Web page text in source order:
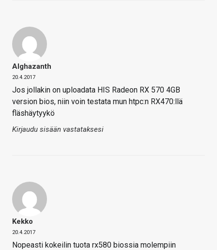
Alghazanth
20.4.2017
Jos jollakin on uploadata HIS Radeon RX 570 4GB
version bios, niin voin testata mun htpc:n RX470:llä
fläshäytyykö
Kirjaudu sisään vastataksesi
Kekko
20.4.2017
Nopeasti kokeilin tuota rx580 biossia molempiin